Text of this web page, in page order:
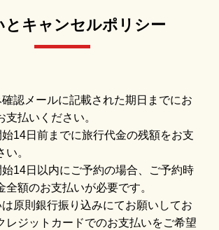
とキャンセルポリシー
認メールに記載された期日までにお
支払いください。
14日前までに旅行代金の残額をお支
。
14日以内にご予約の場合、ご予約時
全額のお支払いが必要です。
原則銀行振り込みにてお願いしてお
レジットカードでのお支払いをご希望